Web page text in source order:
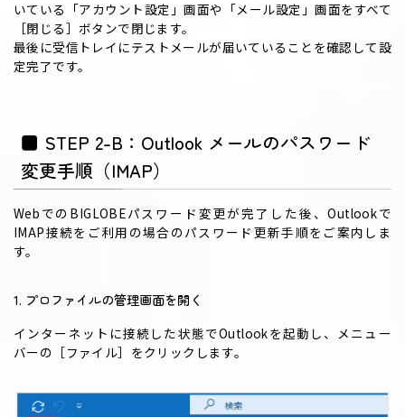
いている「アカウント設定」画面や「メール設定」画面をすべて
［閉じる］ボタンで閉じます。
最後に受信トレイにテストメールが届いていることを確認して設
定完了です。
■ STEP 2-B：Outlook メールのパスワード
変更手順（IMAP）
WebでのBIGLOBEパスワード変更が完了した後、Outlookで
IMAP接続をご利用の場合のパスワード更新手順をご案内しま
す。
1. プロファイルの管理画面を開く
インターネットに接続した状態でOutlookを起動し、メニュー
バーの［ファイル］をクリックします。